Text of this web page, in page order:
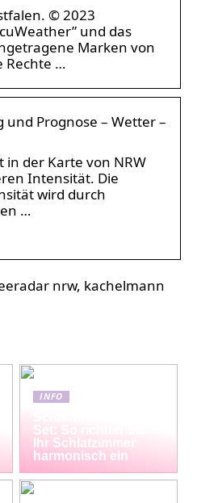
© 2023
und das
Marken von
Rechte …
und Prognose – Wetter –
in der Karte von NRW
Intensität. Die
wird durch
…
nrw, kachelmann
INFO
Set: So richten Sie
Ihr Schlafzimmer
harmonisch ein